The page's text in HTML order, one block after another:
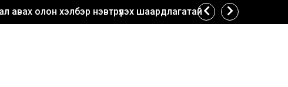
олон хэлбэр нэвтрүүлэх шаардлагатай